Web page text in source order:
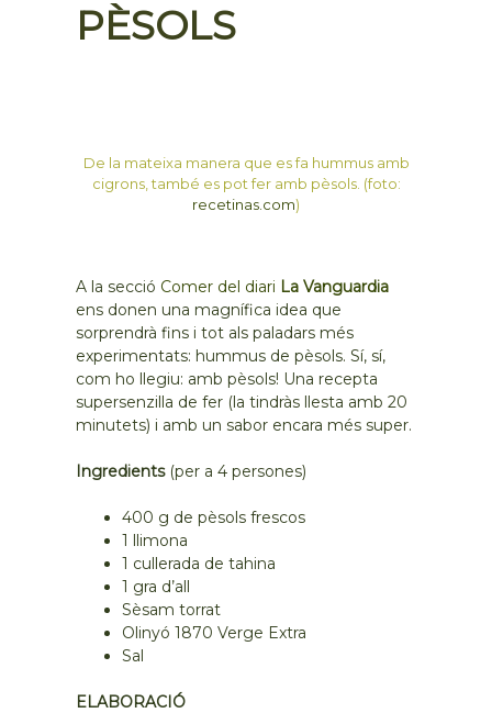
PÈSOLS
De la mateixa manera que es fa hummus amb
cigrons, també es pot fer amb pèsols. (foto:
recetinas.com)
A la secció Comer del diari La Vanguardia
ens donen una magnífica idea que
sorprendrà fins i tot als paladars més
experimentats: hummus de pèsols. Sí, sí,
com ho llegiu: amb pèsols! Una recepta
supersenzilla de fer (la tindràs llesta amb 20
minutets) i amb un sabor encara més super.
Ingredients (per a 4 persones)
400 g de pèsols frescos
1 llimona
1 cullerada de tahina
1 gra d’all
Sèsam torrat
Olinyó 1870 Verge Extra
Sal
ELABORACIÓ